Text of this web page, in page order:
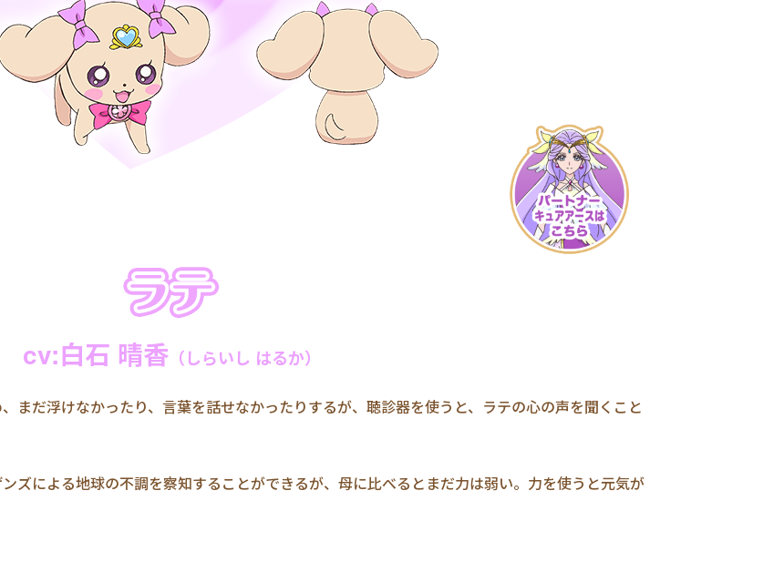
cv:白石 晴香（しらいし はるか）
まだ浮けなかったり、言葉を話せなかったりするが、聴診器を使うと、ラテの心の声を聞くこと
ズによる地球の不調を察知することができるが、母に比べるとまだ力は弱い。力を使うと元気が